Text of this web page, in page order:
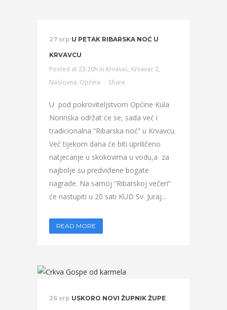
27 srp U PETAK RIBARSKA NOĆ U
KRVAVCU
Posted at 23:20h in Krvavac, Krvavac 2,
Naslovna, Općina Share
U pod pokroviteljstvom Općine Kula
Norinska održat će se, sada već i
tradicionalna “Ribarska noć” u Krvavcu.
Već tijekom dana će biti upriličeno
natjecanje u skokovima u vodu,a za
najbolje su predviđene bogate
nagrade. Na samoj “Ribarskoj večeri”
će nastupiti u 20 sati KUD Sv. Juraj...
READ MORE
26 srp USKORO NOVI ŽUPNIK ŽUPE